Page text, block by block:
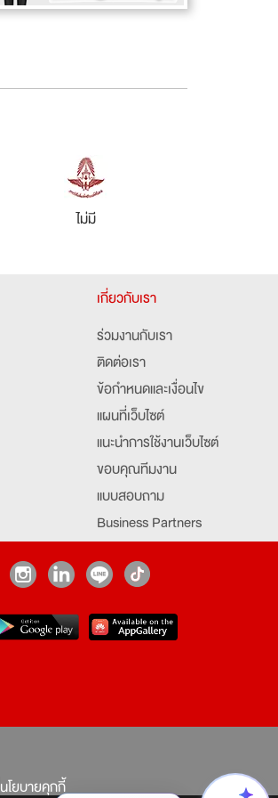
ไม่มี
เกี่ยวกับเรา
ร่วมงานกับเรา
ติดต่อเรา
ข้อกำหนดและเงื่อนไข
แผนที่เว็บไซต์
แนะนำการใช้งานเว็บไซต์
ขอบคุณทีมงาน
แบบสอบถาม
Business Partners
Partner มหาวิทยาลัย
Job Index
job
นโยบายคุกกี้